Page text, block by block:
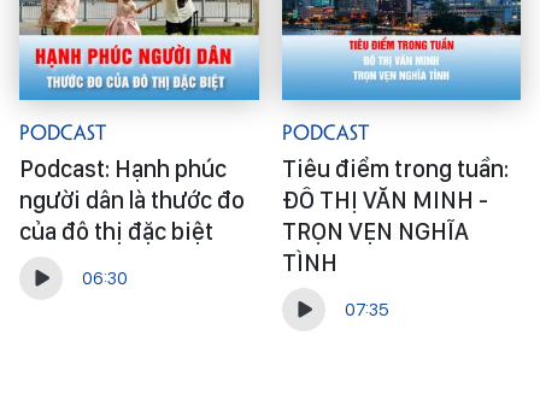
Podcast
Podcast: Hạnh phúc
người dân là thước đo
của đô thị đặc biệt
06:30
Podcast
Tiêu điểm trong tuần:
ĐÔ THỊ VĂN MINH -
TRỌN VẸN NGHĨA
TÌNH
07:35